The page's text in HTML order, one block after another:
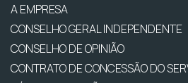
A EMPRESA
CONSELHO GERAL INDEPENDENTE
CONSELHO DE OPINIÃO
CONTRATO DE CONCESSÃO DO